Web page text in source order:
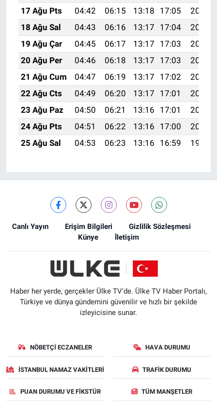
17 Ağu Pts
04:42 06:15 13:18 17:05
20:10
18 Ağu Sal
04:43 06:16 13:17 17:04
20:09
19 Ağu Çar
04:45 06:17 13:17 17:03
20:07
20 Ağu Per
04:46 06:18 13:17 17:03
20:06
21 Ağu Cum
04:47 06:19 13:17 17:02
20:04
22 Ağu Cts
04:49 06:20 13:17 17:01
20:03
23 Ağu Paz
04:50 06:21 13:16 17:01
20:02
24 Ağu Pts
04:51 06:22 13:16 17:00
20:00
25 Ağu Sal
04:53 06:23 13:16 16:59 19:59
Canlı Yayın Erişim Bilgileri
Gizlilik Sözleşmesi
Künye
İletişim
Haber her yerde, gerçekler Ülke TV'de. Ülke TV Haber Portalı,
Türkiye ve dünya gündemini güvenilir ve hızlı bir şekilde
izleyicisine sunar.
NÖBETÇI ECZANELER HAVA DURUMU
İSTANBUL NAMAZ VAKITLERI TRAFIK DURUMU
PUAN DURUMU VE FIKSTÜR TÜM MANŞETLER